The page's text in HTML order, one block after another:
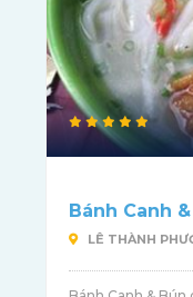
Bánh Canh
LÊ THÀNH